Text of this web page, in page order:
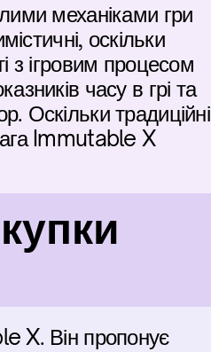
механіками гри
оскільки
з ігровим процесом
часу в грі та
Оскільки традиційні
Immutable X
X. Він пропонує